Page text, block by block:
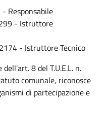
Responsabile
- Istruttore
- Istruttore Tecnico
8 del T.U.E.L. n.
comunale, riconosce
di partecipazione e